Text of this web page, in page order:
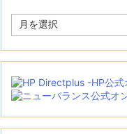
ー
イ